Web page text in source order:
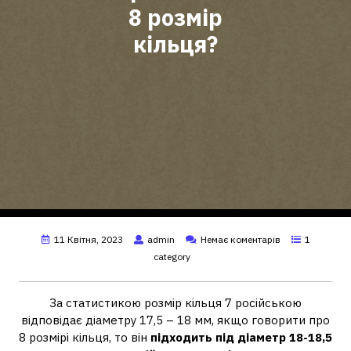
8 розмір
кільця?
11 Квітня, 2023 admin Немає коментарів
1
category
За статистикою розмір кільця 7 російською
відповідає діаметру 17,5 – 18 мм, якщо говорити про
8 розмірі кільця, то він підходить під діаметр 18-18,5